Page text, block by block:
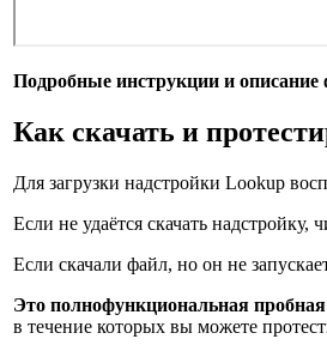
Подробные инструкции и
Как скачать и
Для загрузки надстройки Lookup
Если не удаётся скачать надстройку,
Если скачали файл, но он не
Это полнофункциональная
в течение которых вы можете